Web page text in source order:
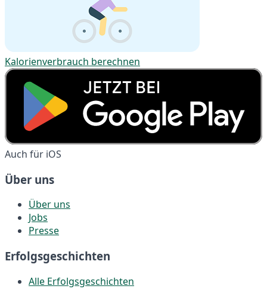
Kalorienverbrauch berechnen
Auch für iOS
Über uns
Über uns
Jobs
Presse
Erfolgsgeschichten
Alle Erfolgsgeschichten